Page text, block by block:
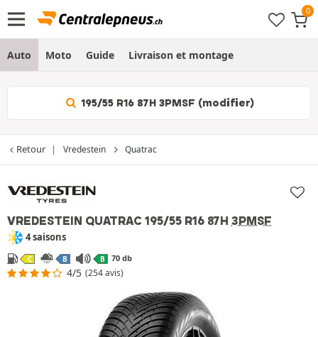
Auto Moto Guide Livraison et montage
195/55 R16 87H 3PMSF (modifier)
Retour Vredestein Quatrac
VREDESTEIN QUATRAC 195/55 R16 87H 3PMSF
4 saisons
C B B 70 db
4/5 (254 avis)